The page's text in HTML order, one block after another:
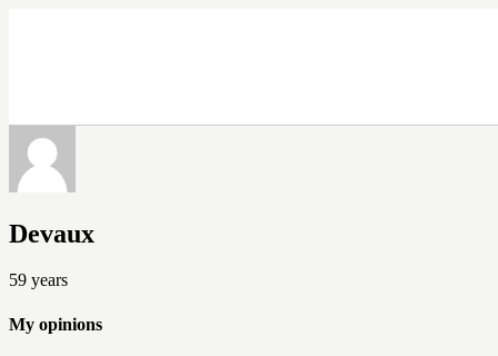
Devaux
59 years
My opinions